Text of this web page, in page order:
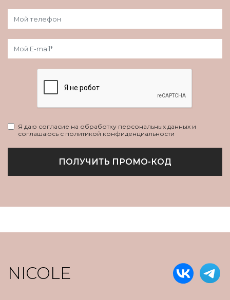
Я даю согласие на обработку персональных данных и
соглашаюсь с политикой конфиденциальности
ПОЛУЧИТЬ ПРОМО-КОД
NICOLE